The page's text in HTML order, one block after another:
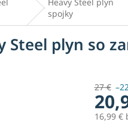
spojky
Steel plyn so
27 €
16,99 €